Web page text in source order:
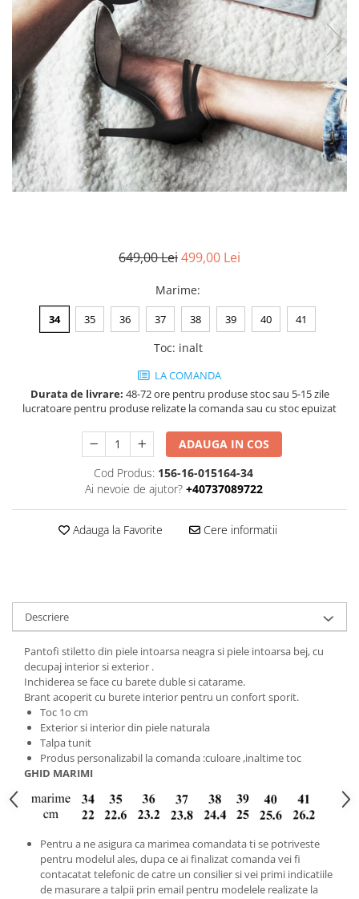
Posete
Rucsac
Plic
Saculet
Borsete
Mov
Visiniu
Maro
Albastru
649,00 Lei499,00 Lei
Marime:
34 35 36 37 38 39 40 41
Toc: inalt
LA COMANDA
Durata de livrare: 48-72 ore pentru produse stoc sau 5-15 zile
lucratoare pentru produse relizate la comanda sau cu stoc epuizat
ADAUGA IN COS
Cod Produs: 156-16-015164-34
Ai nevoie de ajutor? +40737089722
Adauga la Favorite Cere informatii
Descriere
Pantofi stiletto din piele intoarsa neagra si piele intoarsa bej, cu
decupaj interior si exterior .
Inchiderea se face cu barete duble si catarame.
Brant acoperit cu burete interior pentru un confort sporit.
Toc 1o cm
Exterior si interior din piele naturala
Talpa tunit
Produs personalizabil la comanda :culoare ,inaltime toc
GHID MARIMI
Pentru a ne asigura ca marimea comandata ti se potriveste
pentru modelul ales, dupa ce ai finalizat comanda vei fi
contacatat telefonic de catre un consilier si vei primi indicatiile
de masurare a talpii prin email pentru modelele realizate la